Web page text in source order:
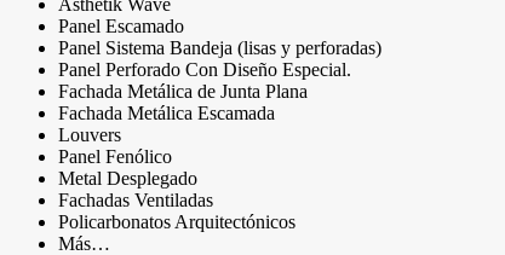
Panel Escamado
Panel Sistema Bandeja (lisas y perforadas)
Panel Perforado Con Diseño Especial.
Fachada Metálica de Junta Plana
Fachada Metálica Escamada
Louvers
Panel Fenólico
Metal Desplegado
Fachadas Ventiladas
Policarbonatos Arquitectónicos
Más…